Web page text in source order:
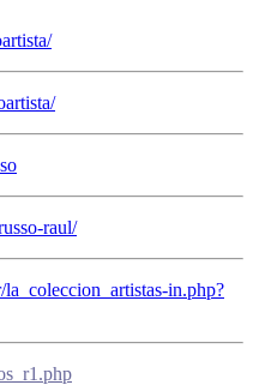
raul/
in.php?